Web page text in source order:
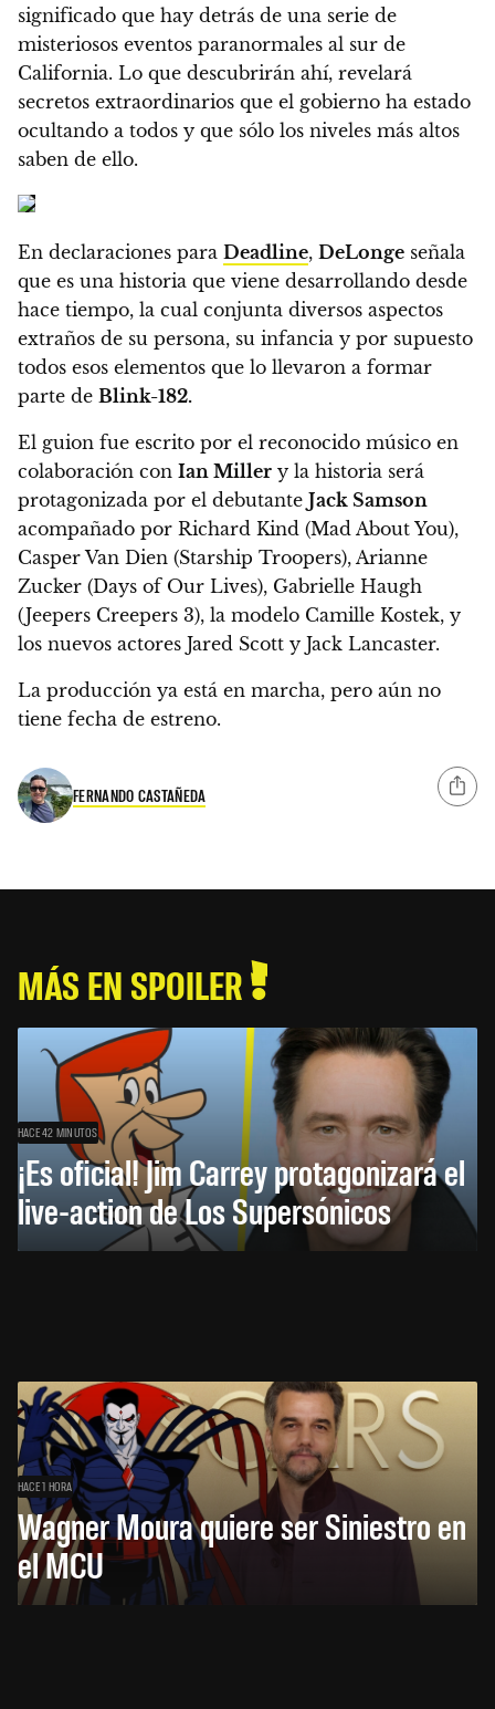
significado que hay detrás de una serie de
misteriosos eventos paranormales al sur de
California. Lo que descubrirán ahí, revelará
secretos extraordinarios que el gobierno ha estado
ocultando a todos y que sólo los niveles más altos
saben de ello.
En declaraciones para Deadline, DeLonge señala
que es una historia que viene desarrollando desde
hace tiempo, la cual conjunta diversos aspectos
extraños de su persona, su infancia y por supuesto
todos esos elementos que lo llevaron a formar
parte de Blink-182.
El guion fue escrito por el reconocido músico en
colaboración con Ian Miller y la historia será
protagonizada por el debutante Jack Samson
acompañado por Richard Kind (Mad About You),
Casper Van Dien (Starship Troopers), Arianne
Zucker (Days of Our Lives), Gabrielle Haugh
(Jeepers Creepers 3), la modelo Camille Kostek, y
los nuevos actores Jared Scott y Jack Lancaster.
La producción ya está en marcha, pero aún no
tiene fecha de estreno.
FERNANDO CASTAÑEDA
MÁS EN SPOILER
HACE 42 MINUTOS
¡Es oficial! Jim Carrey protagonizará el
live-action de Los Supersónicos
HACE 1 HORA
Wagner Moura quiere ser Siniestro en
el MCU